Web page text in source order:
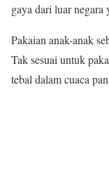
gaya dari luar negara
Pakaian anak-anak
Tak sesuai untuk
tebal dalam cuaca